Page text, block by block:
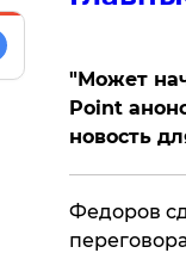
"Может
Point
новость
Федоров